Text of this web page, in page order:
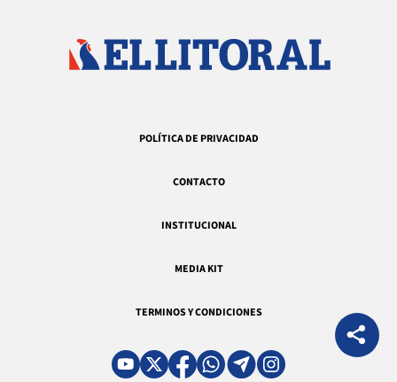
POLÍTICA DE PRIVACIDAD
CONTACTO
INSTITUCIONAL
MEDIA KIT
TERMINOS Y CONDICIONES